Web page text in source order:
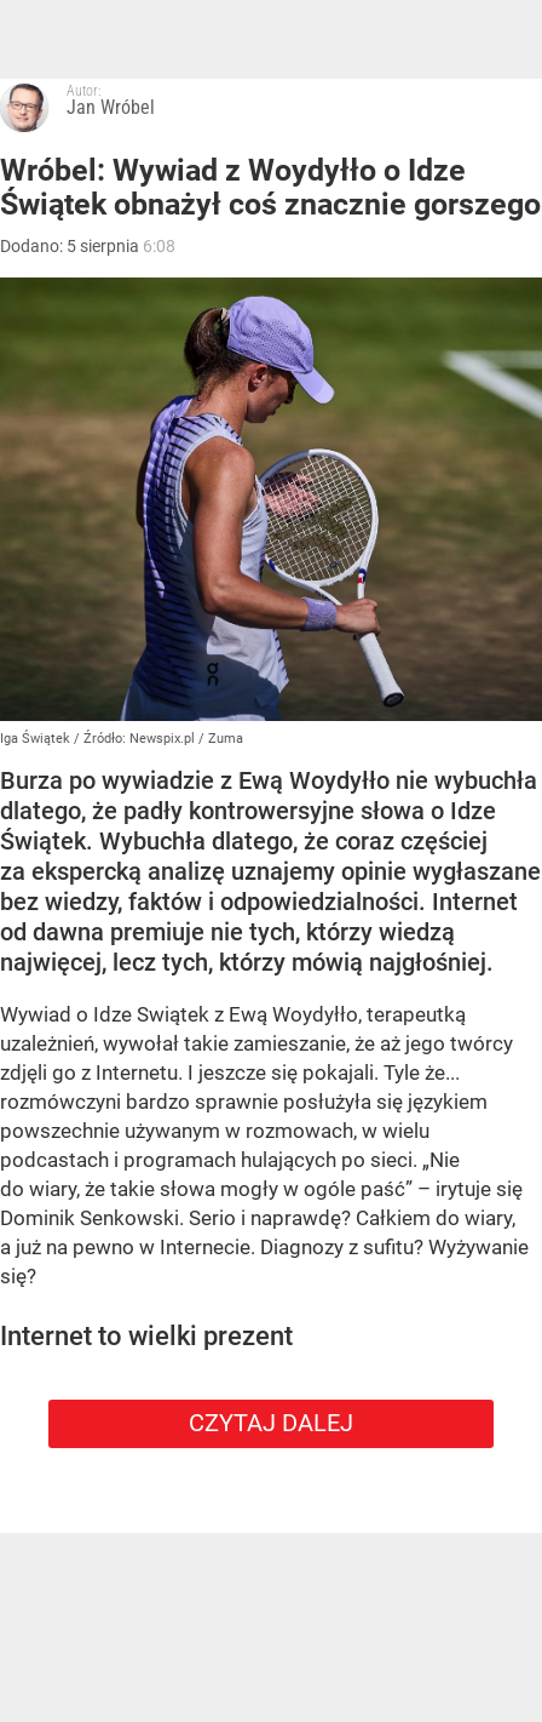
Autor:
Jan Wróbel
Wróbel: Wywiad z Woydyłło o Idze
Świątek obnażył coś znacznie gorszego
Dodano: 5 sierpnia 6:08
Iga Świątek / Źródło: Newspix.pl / Zuma
Burza po wywiadzie z Ewą Woydyłło nie wybuchła
dlatego, że padły kontrowersyjne słowa o Idze
Świątek. Wybuchła dlatego, że coraz częściej
za ekspercką analizę uznajemy opinie wygłaszane
bez wiedzy, faktów i odpowiedzialności. Internet
od dawna premiuje nie tych, którzy wiedzą
najwięcej, lecz tych, którzy mówią najgłośniej.
Wywiad o Idze Swiątek z Ewą Woydyłło, terapeutką
uzależnień, wywołał takie zamieszanie, że aż jego twórcy
zdjęli go z Internetu. I jeszcze się pokajali. Tyle że...
rozmówczyni bardzo sprawnie posłużyła się językiem
powszechnie używanym w rozmowach, w wielu
podcastach i programach hulających po sieci. „Nie
do wiary, że takie słowa mogły w ogóle paść” – irytuje się
Dominik Senkowski. Serio i naprawdę? Całkiem do wiary,
a już na pewno w Internecie. Diagnozy z sufitu? Wyżywanie
się?
Internet to wielki prezent
CZYTAJ DALEJ